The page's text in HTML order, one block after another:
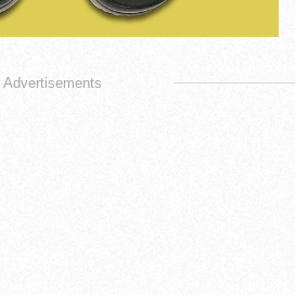
Advertisements